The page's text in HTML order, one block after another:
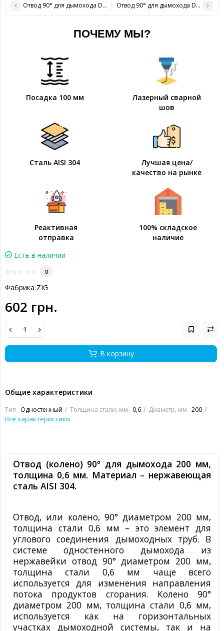
Отвод 90° для дымохода D-180 мм толщина 0,6 мм
Отвод 90° для дымохода D-220 мм
ПОЧЕМУ МЫ?
Посадка 100 мм
Лазерный сварной
шов
Сталь AISI 304
Лучшая цена/
качество на рынке
Реактивная
отправка
100% складское
наличие
Есть в наличии
0
Фабрика ZIG
602 грн.
В корзину
Общие характеристики
Тип Одностенный Толщина стали, мм 0,6 Диаметр, мм 200
Все характеристики
Отвод (колено) 90° для дымохода 200 мм,
толщина 0,6 мм. Материал – нержавеющая
сталь AISI 304.
Отвод, или колено, 90° диаметром 200 мм,
толщина стали 0,6 мм – это элемент для
углового соединения дымоходных труб. В
системе одностенного дымохода из
нержавейки отвод 90° диаметром 200 мм,
толщина стали 0,6 мм чаще всего
используется для изменения направления
потока продуктов сгорания. Колено 90°
диаметром 200 мм, толщина стали 0,6 мм,
используется как на горизонтальных
участках дымоходной системы, так и на